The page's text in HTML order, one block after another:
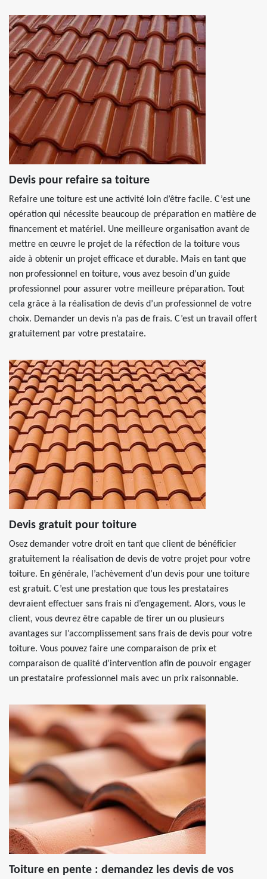
Devis pour refaire sa toiture
Refaire une toiture est une activité loin d’être facile. C’est une
opération qui nécessite beaucoup de préparation en matière de
financement et matériel. Une meilleure organisation avant de
mettre en œuvre le projet de la réfection de la toiture vous
aide à obtenir un projet efficace et durable. Mais en tant que
non professionnel en toiture, vous avez besoin d’un guide
professionnel pour assurer votre meilleure préparation. Tout
cela grâce à la réalisation de devis d’un professionnel de votre
choix. Demander un devis n’a pas de frais. C’est un travail offert
gratuitement par votre prestataire.
Devis gratuit pour toiture
Osez demander votre droit en tant que client de bénéficier
gratuitement la réalisation de devis de votre projet pour votre
toiture. En générale, l’achèvement d’un devis pour une toiture
est gratuit. C’est une prestation que tous les prestataires
devraient effectuer sans frais ni d’engagement. Alors, vous le
client, vous devrez être capable de tirer un ou plusieurs
avantages sur l’accomplissement sans frais de devis pour votre
toiture. Vous pouvez faire une comparaison de prix et
comparaison de qualité d’intervention afin de pouvoir engager
un prestataire professionnel mais avec un prix raisonnable.
Toiture en pente : demandez les devis de vos